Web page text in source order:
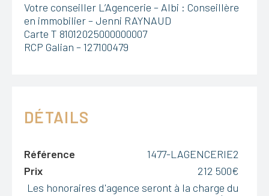
Votre conseiller L’Agencerie – Albi : Conseillère
en immobilier – Jenni RAYNAUD
Carte T 81012025000000007
RCP Galian – 127100479
DÉTAILS
Référence
1477-LAGENCERIE2
Prix
212 500€
Les honoraires d'agence seront à la charge du